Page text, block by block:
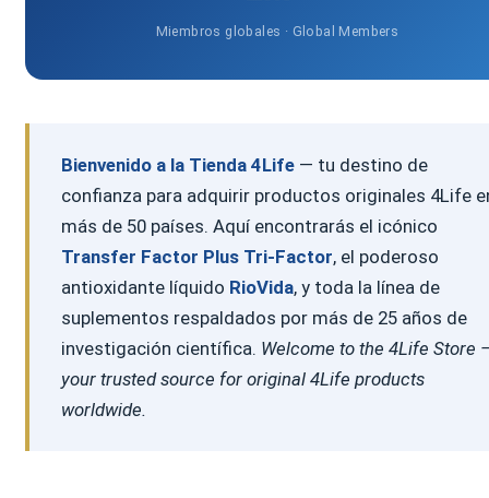
Miembros globales · Global Members
Bienvenido a la Tienda 4Life— tu destino de
confianza para adquirir productos originales 4Life
más de 50 países. Aquí encontrarás el icónico
Transfer Factor Plus Tri-Factor, el poderoso
antioxidante líquido RioVida, y toda la línea de
suplementos respaldados por más de 25 años de
investigación científica. Welcome to the 4Life Store
your trusted source for original 4Life products
worldwide.